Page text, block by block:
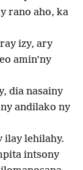
rano aho, ka
izy, ary
amin’ny
dia nasainy
andilako ny
ilay lehilahy.
intsony